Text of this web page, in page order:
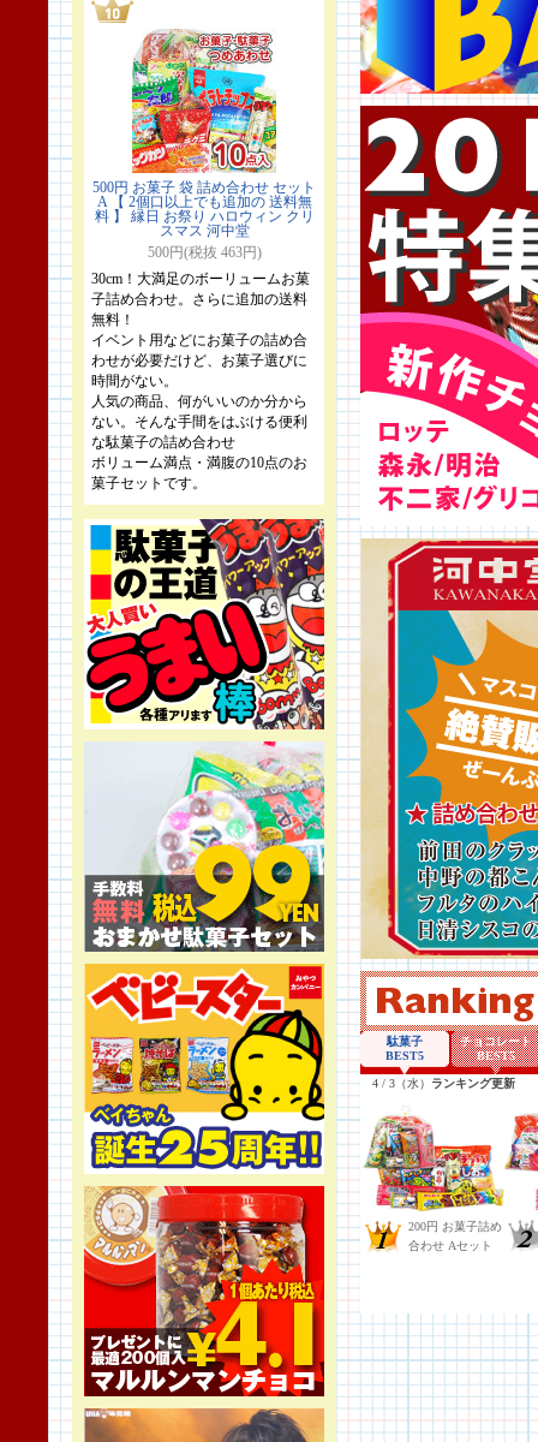
500円 お菓子 袋 詰め合わせ セット
A 【 2個口以上でも追加の 送料無
料 】 縁日 お祭り ハロウィン クリ
スマス 河中堂
500円(税抜 463円)
30cm！大満足のボーリュームお菓
子詰め合わせ。さらに追加の送料
無料！
イベント用などにお菓子の詰め合
わせが必要だけど、お菓子選びに
時間がない。
人気の商品、何がいいのか分から
ない。そんな手間をはぶける便利
な駄菓子の詰め合わせ
ボリューム満点・満腹の10点のお
菓子セットです。